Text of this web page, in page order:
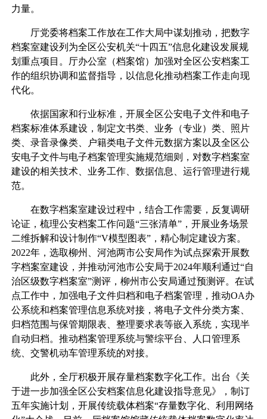
力量。
厅党委将档案工作放在工作大局中谋划推动，把数字
档案室建设列为全区公安机关“十四五”信息化建设发展规
划重点项目。厅办公室（档案馆）加强对全区公安档案工
作的组织协调和监督指导，以信息化推动档案工作走向现
代化。
依据国家和行业标准，开展全区公安电子文件和电子
档案标准体系建设，制定文书类、业务（专业）类、照片
类、录音录像类、户籍类电子文件元数据方案以及全区公
安电子文件与电子档案管理实施规范细则，对数字档案室
建设的相关技术、业务工作、数据信息、运行管理进行规
范。
在数字档案室建设过程中，结合工作需要，反复调研
论证，梳理公安档案工作问题“三张清单”，开展业务场景
二维拆解和设计制作“V模型图表”，精心制定建设方案。
2022年，选取柳州、河池两市公安局作为试点探索开展数
字档案室建设，并推动河池市公安局于2024年顺利通过“自
治区级数字档案室”测评，柳州市公安局通过预测评。在试
点工作中，加强电子文件归档和电子档案管理，推动OA办
公系统和档案管理信息系统对接，将电子文件分类方案、
归档范围与保管期限表、整理要求表等嵌入系统，实现半
自动归档。推动档案管理系统与警综平台、人口管理系
统、交警机动车管理系统的对接。
此外，全厅积极开展存量档案数字化工作。出台《关
于进一步加强全区公安档案信息化建设指导意见》，制订
五年实施计划，开展传统载体档案“存量数字化、利用网络